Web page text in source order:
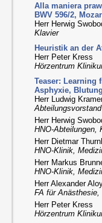
Alla maniera
BWV 596/2,
Herr Herwig
Klavier
Heuristik an der
Herr Peter Kress
Hörzentrum
Teaser: Learning
Asphyxie,
Herr Ludwig
Herr Herwig
HNO-Abteilungen,
Herr Dietmar
HNO-Klinik,
Herr Markus
HNO-Klinik,
Herr Alexander
FA für Anästhesie,
Herr Peter Kress
Hörzentrum